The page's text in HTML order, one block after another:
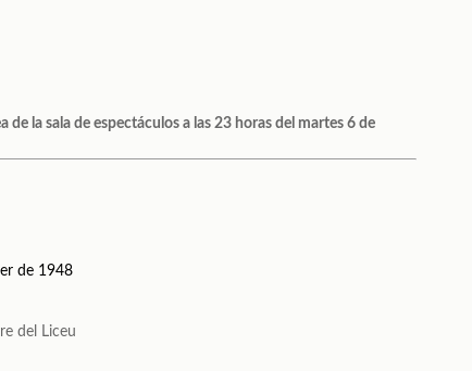
la sala de espectáculos a las 23 horas del martes 6 de
de 1948
del Liceu